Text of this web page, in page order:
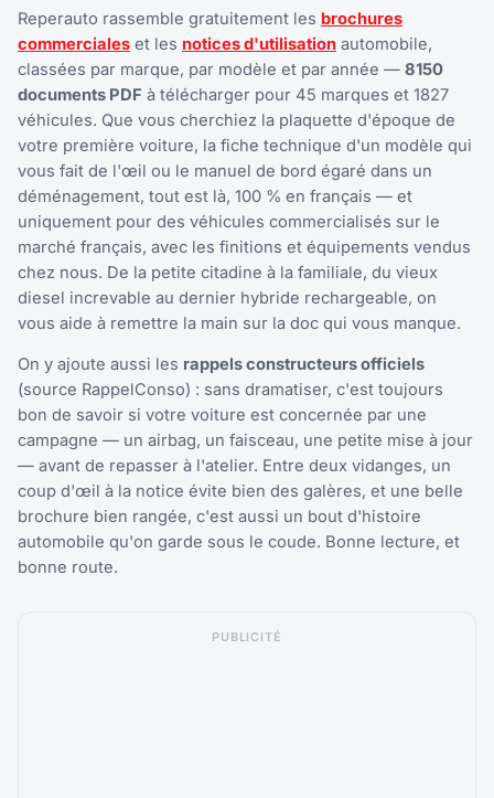
Reperauto rassemble gratuitement les brochures
commerciales et les notices d'utilisation automobile,
classées par marque, par modèle et par année — 8150
documents PDF à télécharger pour 45 marques et 1827
véhicules. Que vous cherchiez la plaquette d'époque de
votre première voiture, la fiche technique d'un modèle qui
vous fait de l'œil ou le manuel de bord égaré dans un
déménagement, tout est là, 100 % en français — et
uniquement pour des véhicules commercialisés sur le
marché français, avec les finitions et équipements vendus
chez nous. De la petite citadine à la familiale, du vieux
diesel increvable au dernier hybride rechargeable, on
vous aide à remettre la main sur la doc qui vous manque.
On y ajoute aussi les rappels constructeurs officiels
(source RappelConso) : sans dramatiser, c'est toujours
bon de savoir si votre voiture est concernée par une
campagne — un airbag, un faisceau, une petite mise à jour
— avant de repasser à l'atelier. Entre deux vidanges, un
coup d'œil à la notice évite bien des galères, et une belle
brochure bien rangée, c'est aussi un bout d'histoire
automobile qu'on garde sous le coude. Bonne lecture, et
bonne route.
PUBLICITÉ